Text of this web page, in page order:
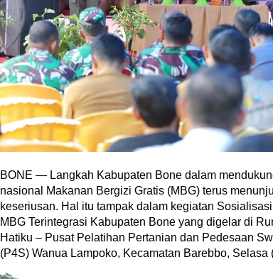
BONE — Langkah Kabupaten Bone dalam
nasional Makanan Bergizi Gratis (MBG) terus
keseriusan. Hal itu tampak dalam kegiatan
MBG Terintegrasi Kabupaten Bone yang digelar di
Hatiku – Pusat Pelatihan Pertanian dan Pedesaan
(P4S) Wanua Lampoko, Kecamatan Barebbo, Selasa